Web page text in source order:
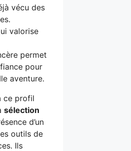
vécu des
valorise
permet
pour
aventure.
ce profil
sélection
d’un
outils de
Ils